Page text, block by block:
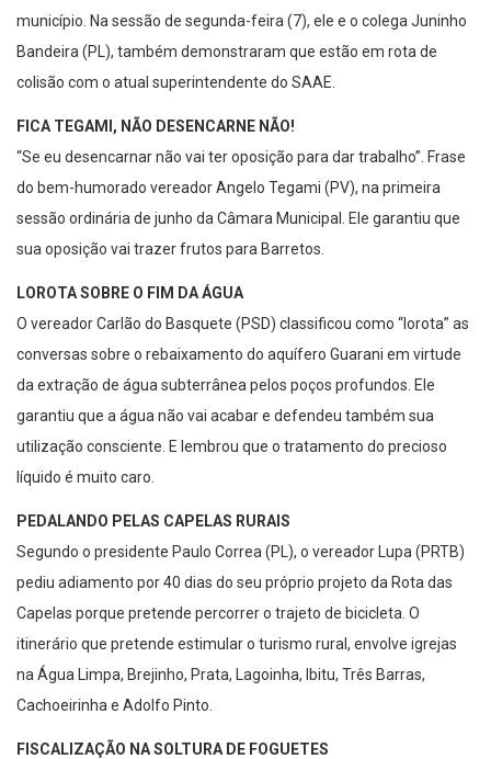
município. Na sessão de segunda-feira (7), ele e o colega Juninho
Bandeira (PL), também demonstraram que estão em rota de
colisão com o atual superintendente do SAAE.
FICA TEGAMI, NÃO DESENCARNE NÃO!
“Se eu desencarnar não vai ter oposição para dar trabalho”. Frase
do bem-humorado vereador Angelo Tegami (PV), na primeira
sessão ordinária de junho da Câmara Municipal. Ele garantiu que
sua oposição vai trazer frutos para Barretos.
LOROTA SOBRE O FIM DA ÁGUA
O vereador Carlão do Basquete (PSD) classificou como “lorota” as
conversas sobre o rebaixamento do aquífero Guarani em virtude
da extração de água subterrânea pelos poços profundos. Ele
garantiu que a água não vai acabar e defendeu também sua
utilização consciente. E lembrou que o tratamento do precioso
líquido é muito caro.
PEDALANDO PELAS CAPELAS RURAIS
Segundo o presidente Paulo Correa (PL), o vereador Lupa (PRTB)
pediu adiamento por 40 dias do seu próprio projeto da Rota das
Capelas porque pretende percorrer o trajeto de bicicleta. O
itinerário que pretende estimular o turismo rural, envolve igrejas
na Água Limpa, Brejinho, Prata, Lagoinha, Ibitu, Três Barras,
Cachoeirinha e Adolfo Pinto.
FISCALIZAÇÃO NA SOLTURA DE FOGUETES